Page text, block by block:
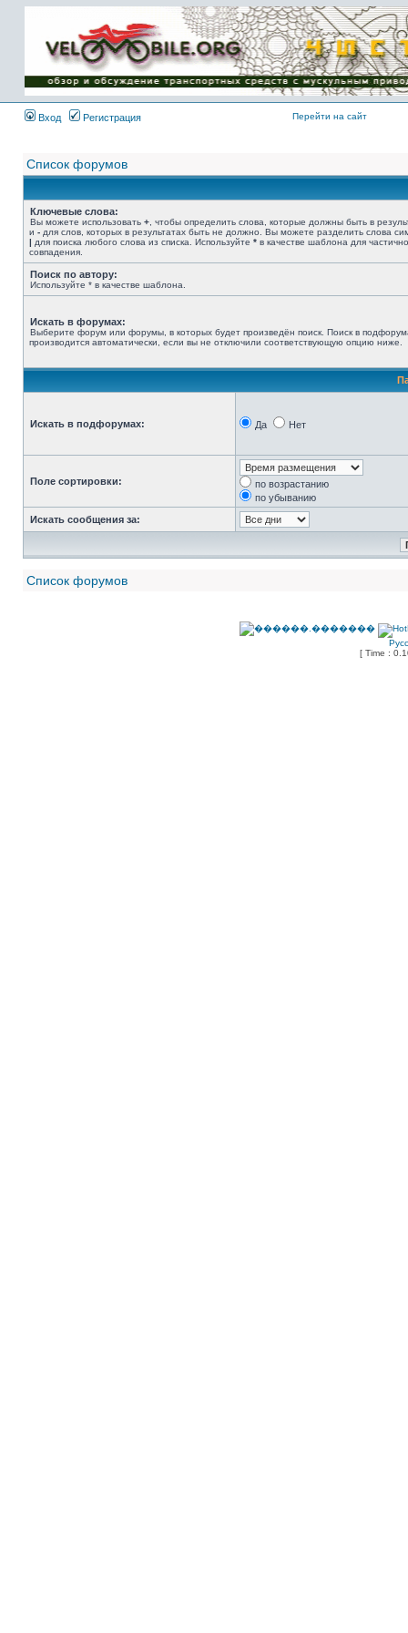
Имя пользователя:
Пароль:
{ LOG_ME_IN_SHORT
}
Вход
Регистрация Перейти на сайт
Список форумов
Ключевые слова:
Вы можете использовать + , чтобы определить слова, которые должны быть в
и - для слов, которых в результатах быть не должно. Вы можете разделить слова
| для поиска любого слова из списка. Используйте * в качестве шаблона для
совпадения.
Поиск по автору:
Используйте * в качестве шаблона.
Искать в форумах:
Выберите форум или форумы, в которых будет произведён поиск. Поиск в
производится автоматически, если вы не отключили соответствующую опцию ниже.
Искать в подфорумах: Да Нет
Поле сортировки:
по возрастанию
по убыванию
Искать сообщения за:
Список форумов
[ Time :